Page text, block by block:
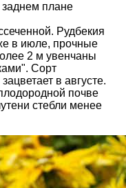
плане
Рудбекия
в июле, прочные
2 м увенчаны
Сорт
в августе.
почве
стебли менее